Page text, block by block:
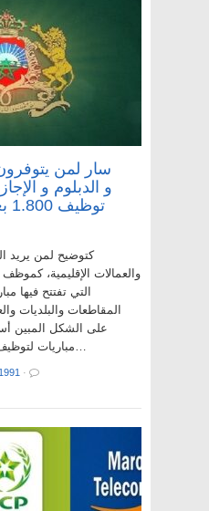
سار لمن يتوفرون
كتوضيح لمن يريد
والعمالات الإقليمية،
التي تفتتح فيها
المقاطعات والبلديات
على الشكل المبين
وإنعاش الشغل OFPPT : مباريات لتوظيف…
·